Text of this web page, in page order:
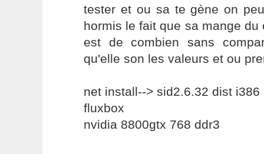
tester et ou sa te gène on
hormis le fait que sa mange
est de combien sans
qu'elle son les valeurs et ou
net install--> sid2.6.32 dist i386
fluxbox
nvidia 8800gtx 768 ddr3